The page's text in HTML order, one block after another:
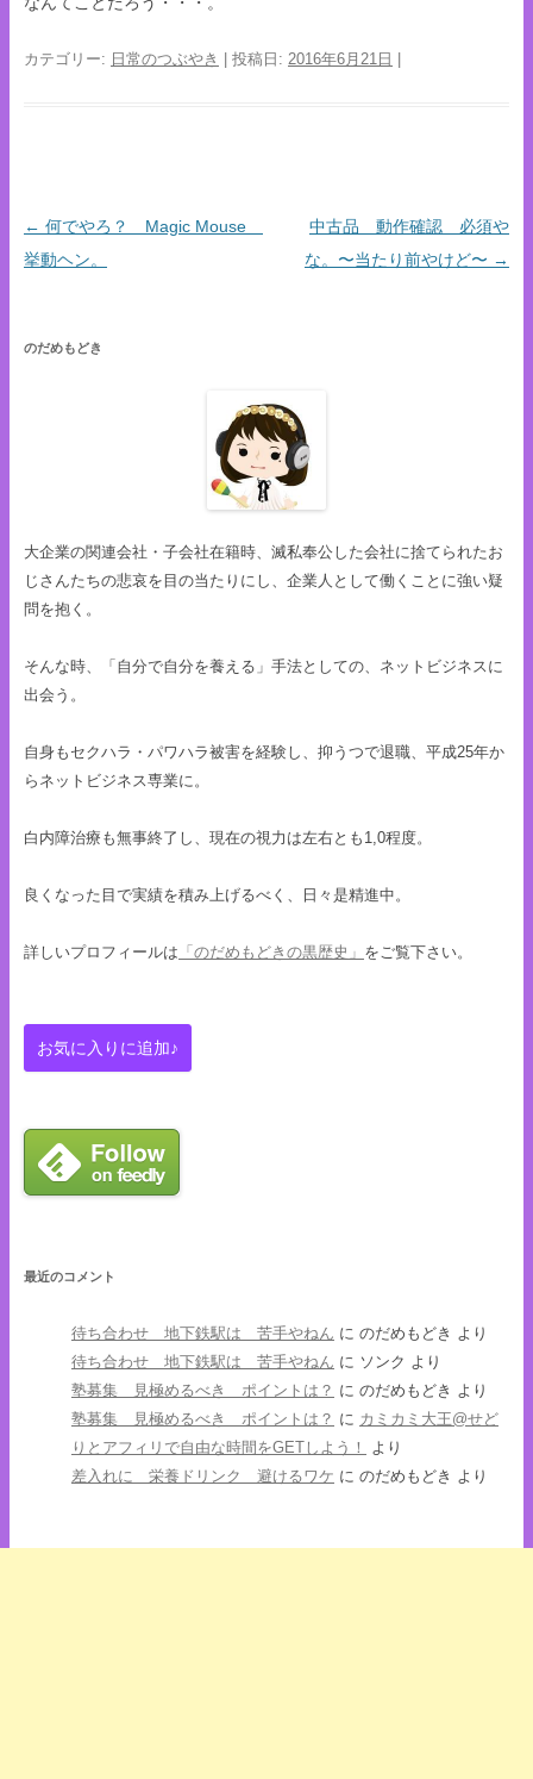
カテゴリー: 日常のつぶやき | 投稿日: 2016年6月21日 |
投稿ナビゲーション
← 何でやろ？ Magic Mouse
挙動ヘン。
中古品 動作確認 必須や
な。〜当たり前やけど〜 →
のだめもどき
大企業の関連会社・子会社在籍時、滅私奉公した会社に捨てられたお
じさんたちの悲哀を目の当たりにし、企業人として働くことに強い疑
問を抱く。
そんな時、「自分で自分を養える」手法としての、ネットビジネスに
出会う。
自身もセクハラ・パワハラ被害を経験し、抑うつで退職、平成25年か
らネットビジネス専業に。
白内障治療も無事終了し、現在の視力は左右とも1,0程度。
良くなった目で実績を積み上げるべく、日々是精進中。
詳しいプロフィールは 「のだめもどきの黒歴史」 をご覧下さい。
最近のコメント
待ち合わせ 地下鉄駅は 苦手やねん に のだめもどき より
待ち合わせ 地下鉄駅は 苦手やねん に ソンク より
塾募集 見極めるべき ポイントは？ に のだめもどき より
塾募集 見極めるべき ポイントは？ に カミカミ大王@せど
りとアフィリで自由な時間をGETしよう！
より
差入れに 栄養ドリンク 避けるワケ に のだめもどき より